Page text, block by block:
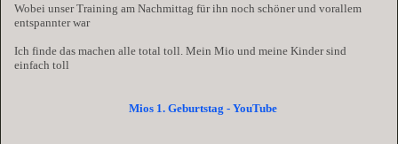
Wobei unser Training am Nachmittag für ihn noch schöner und vorallem
entspannter war
Ich finde das machen alle total toll. Mein Mio und meine Kinder sind
einfach toll
Mios 1. Geburtstag - YouTube